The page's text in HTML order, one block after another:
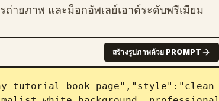
ายภาพ และม็อกอัพเลย์เอาต์ระดับพรีเมียม
สร้างรูปภาพด้วย PROMPT
tutorial book page","style":"clean